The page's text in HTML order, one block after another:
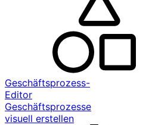
Geschäftsprozess-
Editor
Geschäftsprozesse
visuell erstellen